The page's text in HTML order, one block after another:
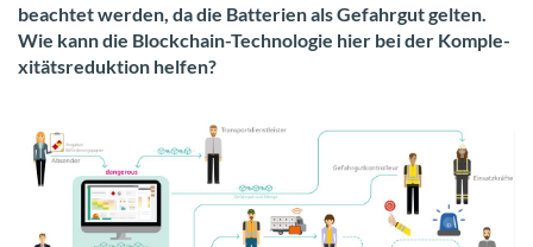
be­ach­tet wer­den, da die Bat­te­rien als Ge­fahr­gut gel­ten.
Wie kann die Blockchain-​Technologie hier bei der Kom­ple­
xi­täts­re­duk­ti­on hel­fen?